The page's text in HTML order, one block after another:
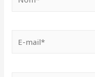
mail*